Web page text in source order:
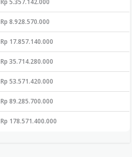
Rp 5.357.142.000
Rp 8.928.570.000
Rp 17.857.140.000
Rp 35.714.280.000
Rp 53.571.420.000
Rp 89.285.700.000
Rp 178.571.400.000